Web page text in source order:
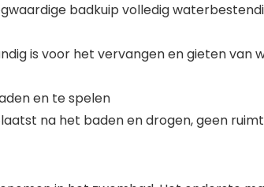
badkuip volledig
is voor het vervangen en gieten van
en te spelen
na het baden en drogen, geen